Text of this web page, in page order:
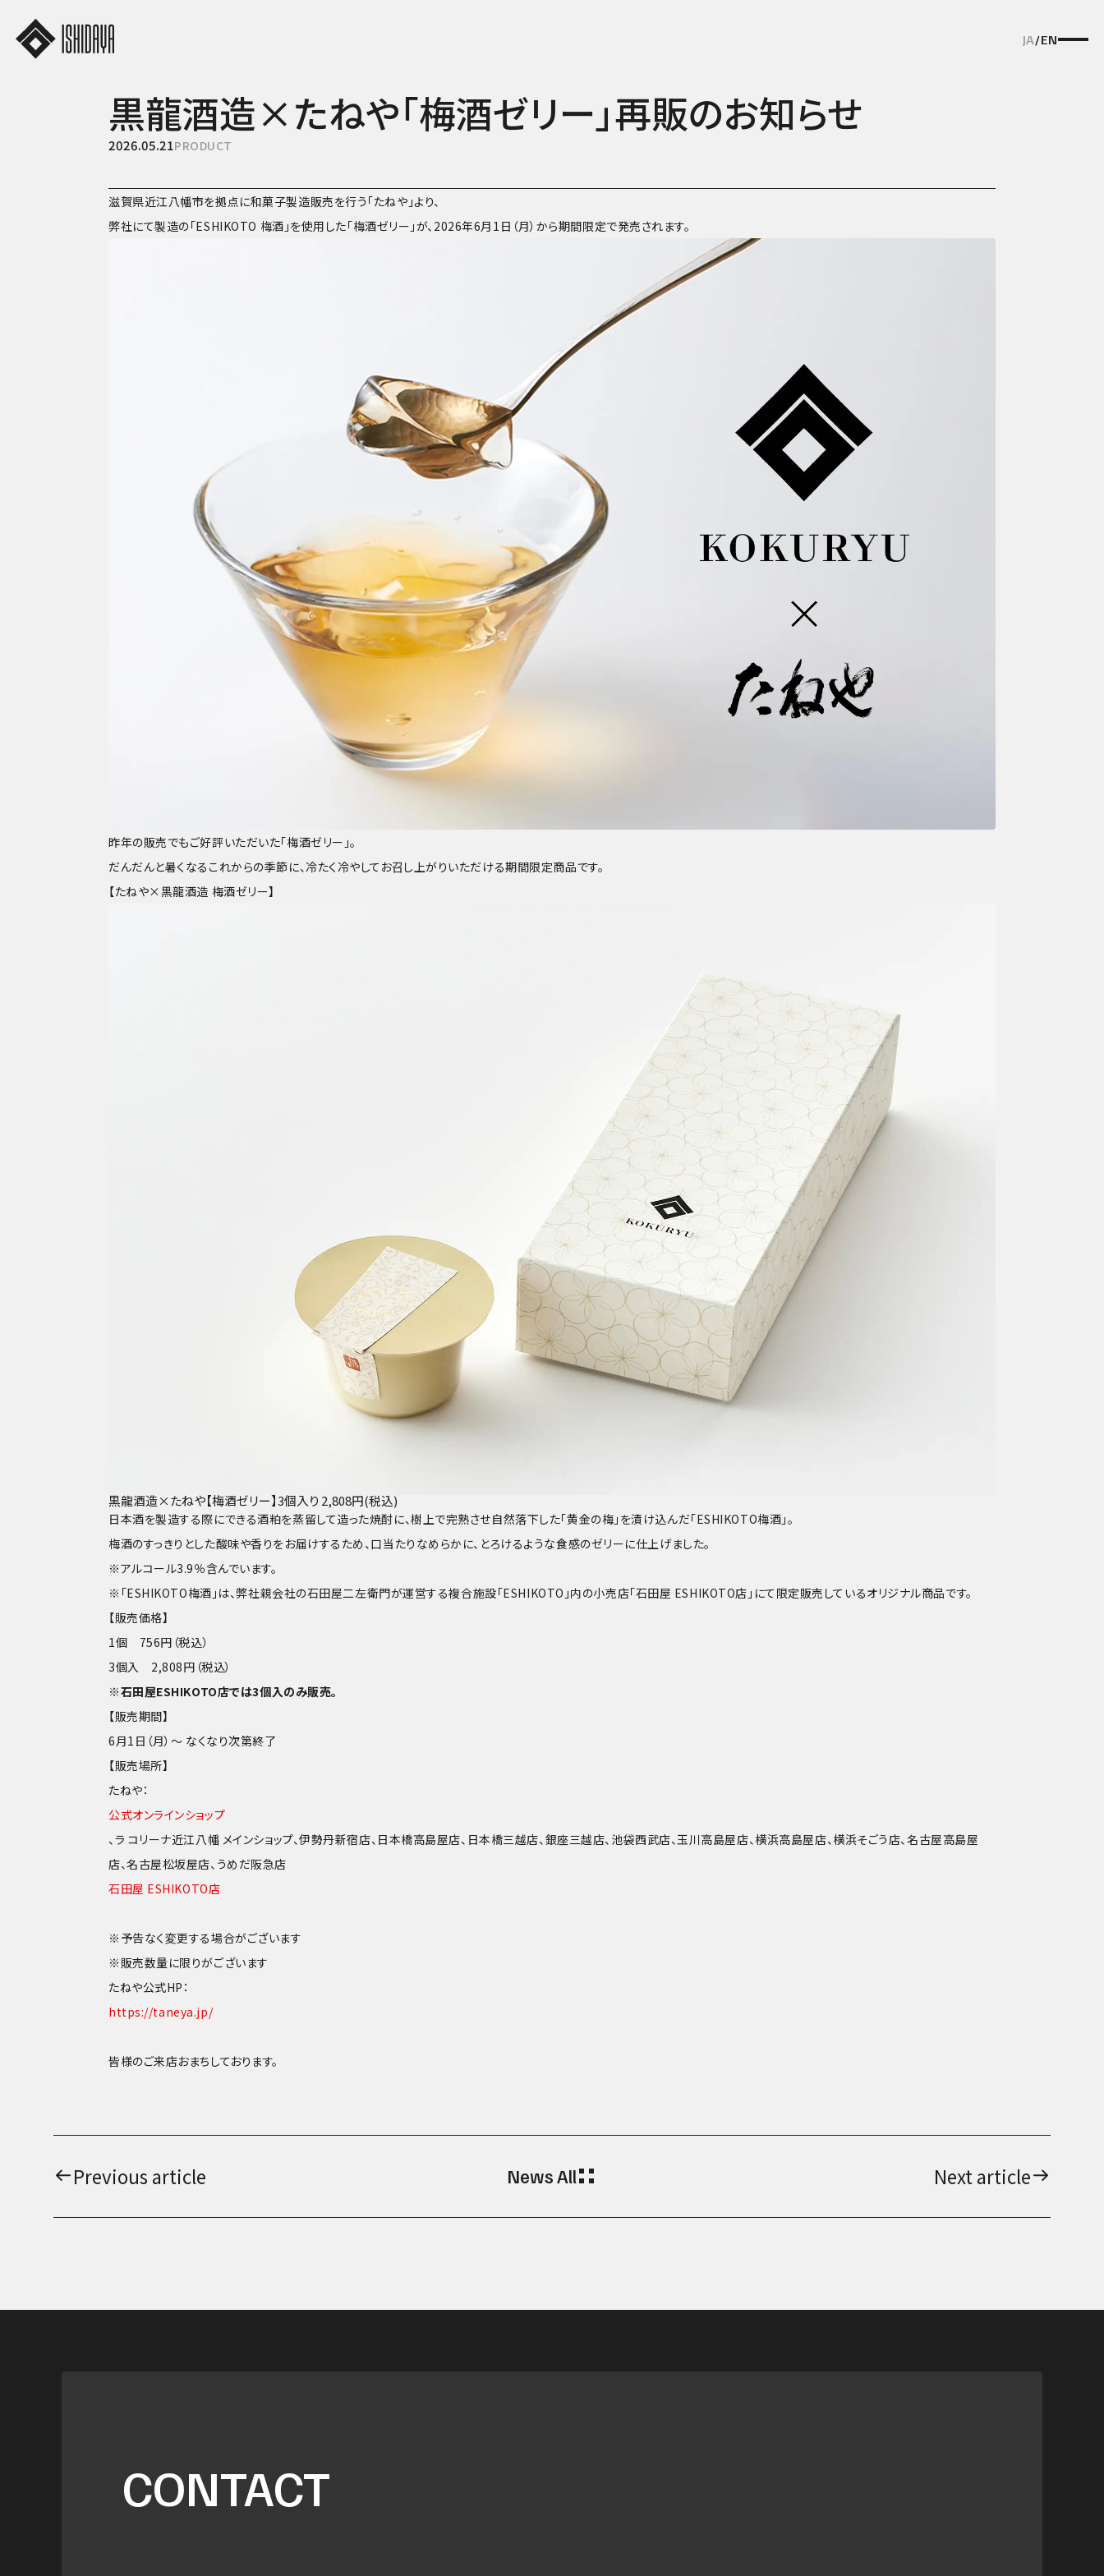
JA/EN
黒龍酒造×たねや「梅酒ゼリー」再販のお知らせ
2026.05.21PRODUCT
滋賀県近江八幡市を拠点に和菓子製造販売を行う「たねや」より、
弊社にて製造の「ESHIKOTO 梅酒」を使用した「梅酒ゼリー」が、2026年6月1日（月）から期間限定で発売されます。
昨年の販売でもご好評いただいた「梅酒ゼリー」。
だんだんと暑くなるこれからの季節に、冷たく冷やしてお召し上がりいただける期間限定商品です。
【たねや×黒龍酒造 梅酒ゼリー】
黒龍酒造×たねや【梅酒ゼリー】3個入り 2,808円(税込)
日本酒を製造する際にできる酒粕を蒸留して造った焼酎に、樹上で完熟させ自然落下した「黄金の梅」を漬け込んだ「ESHIKOTO梅酒」。
梅酒のすっきりとした酸味や香りをお届けするため、口当たりなめらかに、とろけるような食感のゼリーに仕上げました。
※アルコール3.9％含んでいます。
※「ESHIKOTO梅酒」は、弊社親会社の石田屋二左衛門が運営する複合施設「ESHIKOTO」内の小売店「石田屋 ESHIKOTO店」にて限定販売しているオリジナル商品です。
【販売価格】
1個　756円（税込）
3個入　2,808円（税込）
※石田屋ESHIKOTO店では3個入のみ販売。
【販売期間】
6月1日（月）～ なくなり次第終了
【販売場所】
たねや：
公式オンラインショップ
、ラ コリーナ近江八幡 メインショップ、伊勢丹新宿店、日本橋高島屋店、日本橋三越店、銀座三越店、池袋西武店、玉川高島屋店、横浜高島屋店、横浜そごう店、名古屋高島屋
店、名古屋松坂屋店、うめだ阪急店
石田屋 ESHIKOTO店
※予告なく変更する場合がございます
※販売数量に限りがございます
たねや公式HP：
https://taneya.jp/
皆様のご来店おまちしております。
Previous article News All Next article
CONTACT